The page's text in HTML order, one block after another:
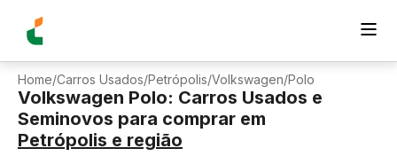
Home/Carros Usados/Petrópolis/Volkswagen/Polo
Volkswagen Polo: Carros Usados e
Seminovos para comprar em
Petrópolis e região